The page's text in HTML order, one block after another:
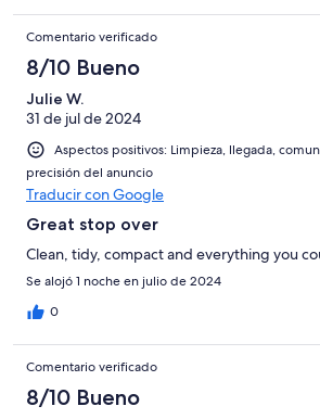
Comentario verificado
8/10 Bueno
Julie W.
31 de jul de 2024
Aspectos positivos: Limpieza, llegada,
precisión del anuncio
Traducir con Google
Great stop over
Clean, tidy, compact and everything you
Se alojó 1 noche en julio de 2024
0
Comentario verificado
8/10 Bueno